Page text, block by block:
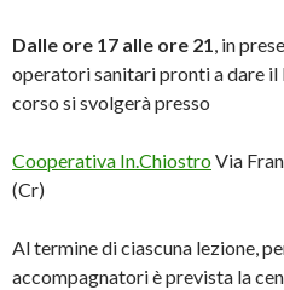
Dalle ore 17 alle ore 21 , in
operatori sanitari pronti a dare
corso si svolgerà presso
Cooperativa In.ChiostroVia
(Cr)
Al termine di ciascuna lezione,
accompagnatori è prevista la